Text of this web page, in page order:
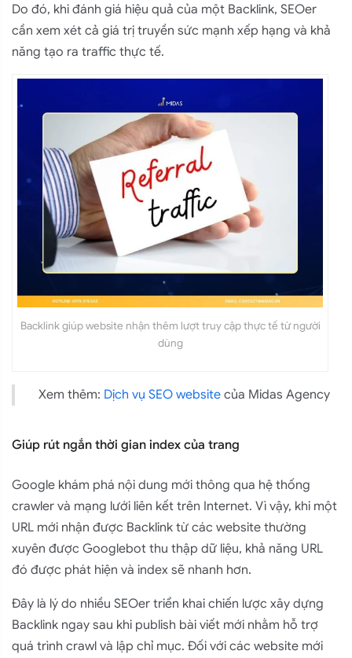
Do đó, khi đánh giá hiệu quả của một Backlink, SEOer
cần xem xét cả giá trị truyền sức mạnh xếp hạng và khả
năng tạo ra traffic thực tế.
Backlink giúp website nhận thêm lượt truy cập thực tế từ người
dùng
Xem thêm: Dịch vụ SEO website của Midas Agency
Giúp rút ngắn thời gian index của trang
Google khám phá nội dung mới thông qua hệ thống
crawler và mạng lưới liên kết trên Internet. Vì vậy, khi một
URL mới nhận được Backlink từ các website thường
xuyên được Googlebot thu thập dữ liệu, khả năng URL
đó được phát hiện và index sẽ nhanh hơn.
Đây là lý do nhiều SEOer triển khai chiến lược xây dựng
Backlink ngay sau khi publish bài viết mới nhằm hỗ trợ
quá trình crawl và lập chỉ mục. Đối với các website mới